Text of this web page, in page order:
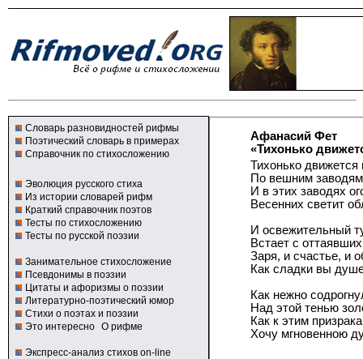
Словарь разновидностей рифмы
Поэтический словарь в примерах
Справочник по стихосложению
Эволюция русского стиха
Из истории словарей рифм
Краткий справочник поэтов
Тесты по стихосложению
Тесты по русской поэзии
Занимательное стихосложение
Псевдонимы в поэзии
Цитаты и афоризмы о поэзии
Литературно-поэтический юмор
Стихи о поэтах и поэзии
Это интересно О рифме
Экспресс-анализ стихов on-line
Афанасий Фет
«Тихонько
Тихонько движется
По вешним заводям
И в этих заводях
Весенних светит
И освежительный
Встает с
Заря, и счастье, и
Как сладки вы
Как нежно
Над этой тенью
Как к этим
Хочу мгновенною